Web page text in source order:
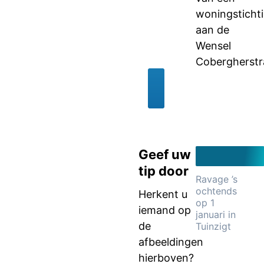
aan de
Wensel
Geef uw
tip door
Herkent u
iemand op
de
afbeeldingen
hierboven?
Ravage ’s
ochtends
op 1
januari in
Tuinzigt